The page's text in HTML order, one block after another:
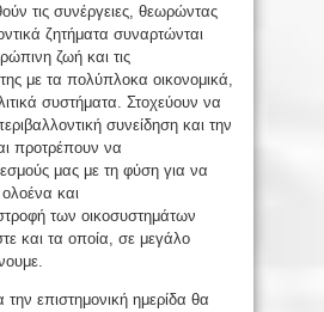
τις συνέργειες, θεωρώντας
ζητήματα συναρτώνται
ζωή και τις
με τα πολύπλοκα οικονομικά,
συστήματα. Στοχεύουν να
συνείδηση και την
προτρέπουν να
μας με τη φύση για να
και
των οικοσυστημάτων
και τα οποία, σε μεγάλο
την επιστημονική ημερίδα θα